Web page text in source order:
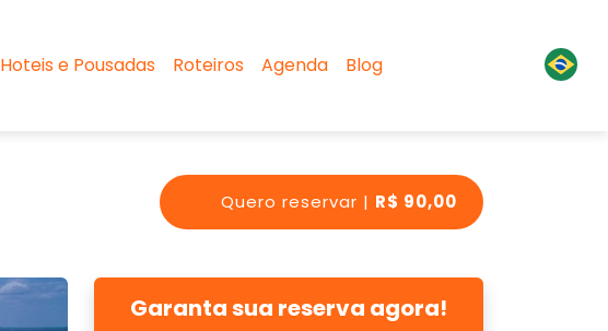
Hoteis e Pousadas Roteiros Agenda Blog
Quero reservar | R$ 90,00
Garanta sua reserva agora!